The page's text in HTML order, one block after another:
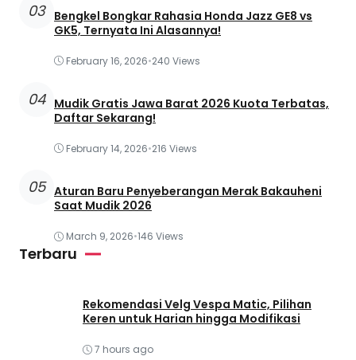
03 Bengkel Bongkar Rahasia Honda Jazz GE8 vs
GK5, Ternyata Ini Alasannya!
February 16, 2026•240 Views
04 Mudik Gratis Jawa Barat 2026 Kuota Terbatas,
Daftar Sekarang!
February 14, 2026•216 Views
05 Aturan Baru Penyeberangan Merak Bakauheni
Saat Mudik 2026
March 9, 2026•146 Views
Terbaru
Rekomendasi Velg Vespa Matic, Pilihan
Keren untuk Harian hingga Modifikasi
7 hours ago